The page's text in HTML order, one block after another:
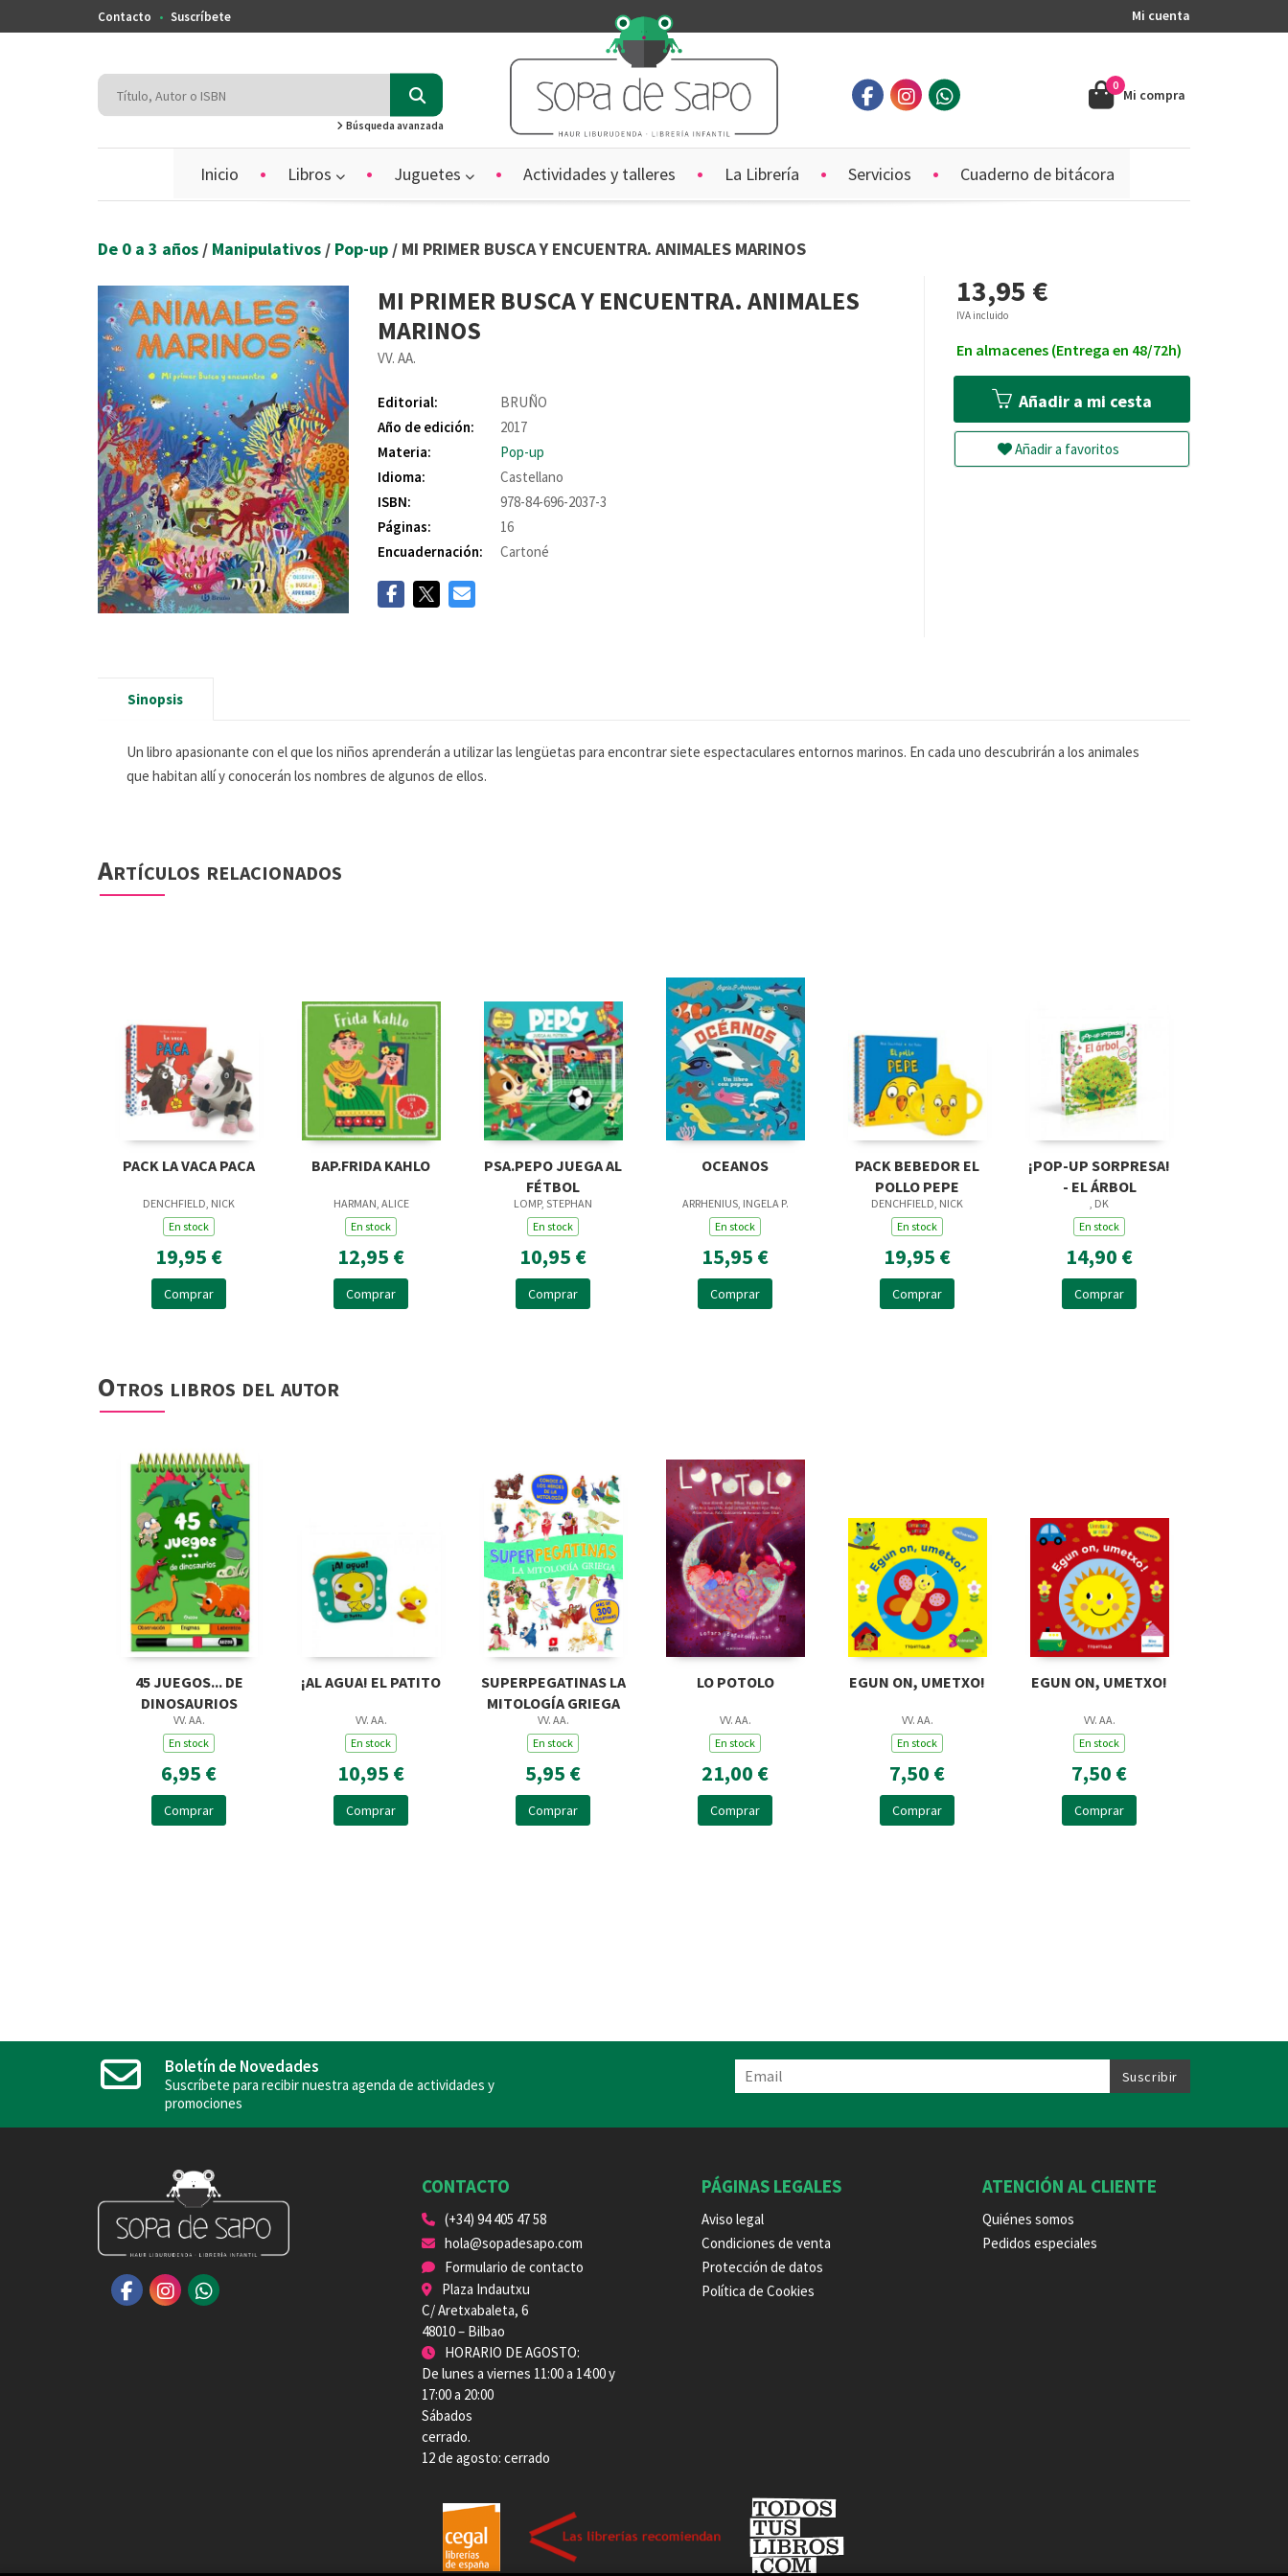
Mi cuenta
Contacto Suscríbete
Búsqueda avanzada
Mi compra
0
Inicio Libros Juguetes Actividades y talleres La Librería Servicios Cuaderno de bitácora
De 0 a 3 años / Manipulativos / Pop-up / MI PRIMER BUSCA Y ENCUENTRA. ANIMALES MARINOS
MI PRIMER BUSCA Y ENCUENTRA. ANIMALES
MARINOS
VV. AA.
Editorial:
BRUÑO
Año de edición:
2017
Materia:
Pop-up
Idioma:
Castellano
ISBN:
978-84-696-2037-3
Páginas:
16
Encuadernación:
Cartoné
13,95 €
IVA incluido
En almacenes (Entrega en 48/72h)
Añadir a mi cesta
Añadir a favoritos
Sinopsis
Un libro apasionante con el que los niños aprenderán a utilizar las lengüetas para encontrar siete espectaculares entornos marinos. En cada uno descubrirán a los animales
que habitan allí y conocerán los nombres de algunos de ellos.
Artículos relacionados
PACK LA VACA PACA
DENCHFIELD, NICK
En stock
19,95 €
Comprar
BAP.FRIDA KAHLO
HARMAN, ALICE
En stock
12,95 €
Comprar
PSA.PEPO JUEGA AL
FÉTBOL
LOMP, STEPHAN
En stock
10,95 €
Comprar
OCEANOS
ARRHENIUS, INGELA P.
En stock
15,95 €
Comprar
PACK BEBEDOR EL
POLLO PEPE
DENCHFIELD, NICK
En stock
19,95 €
Comprar
¡POP-UP SORPRESA!
- EL ÁRBOL
, DK
En stock
14,90 €
Comprar
Otros libros del autor
45 JUEGOS... DE
DINOSAURIOS
VV. AA.
En stock
6,95 €
Comprar
¡AL AGUA! EL PATITO
VV. AA.
En stock
10,95 €
Comprar
SUPERPEGATINAS LA
MITOLOGÍA GRIEGA
VV. AA.
En stock
5,95 €
Comprar
LO POTOLO
VV. AA.
En stock
21,00 €
Comprar
EGUN ON, UMETXO!
VV. AA.
En stock
7,50 €
Comprar
EGUN ON, UMETXO!
VV. AA.
En stock
7,50 €
Comprar
Boletín de Novedades
Suscríbete para recibir nuestra agenda de actividades y
promociones
CONTACTO
(+34) 94 405 47 58
hola@sopadesapo.com
Formulario de contacto
Plaza Indautxu
C/ Aretxabaleta, 6
48010 – Bilbao
HORARIO DE AGOSTO:
De lunes a viernes 11:00 a 14:00 y
17:00 a 20:00
Sábados
cerrado.
12 de agosto: cerrado
PÁGINAS LEGALES
Aviso legal
Condiciones de venta
Protección de datos
Política de Cookies
ATENCIÓN AL CLIENTE
Quiénes somos
Pedidos especiales